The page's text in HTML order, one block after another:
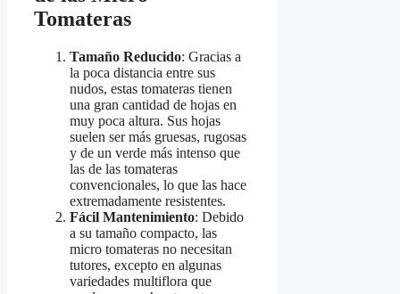
Tomateras
Tamaño Reducido: Gracias a
la poca distancia entre sus
nudos, estas tomateras tienen
una gran cantidad de hojas en
muy poca altura. Sus hojas
suelen ser más gruesas, rugosas
y de un verde más intenso que
las de las tomateras
convencionales, lo que las hace
extremadamente resistentes.
Fácil Mantenimiento: Debido
a su tamaño compacto, las
micro tomateras no necesitan
tutores, excepto en algunas
variedades multiflora que